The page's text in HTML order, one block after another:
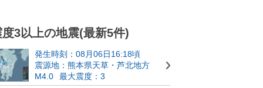
度3以上の地震(最新5件)
発生時刻：08月06日16:18頃
震源地：熊本県天草・芦北地方
M4.0
最大震度：3